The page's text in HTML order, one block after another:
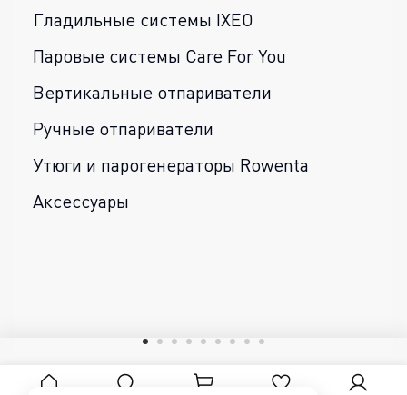
Гладильные системы IXEO
Паровые системы Care For You
Вертикальные отпариватели
Ручные отпариватели
Утюги и парогенераторы Rowenta
Аксессуары